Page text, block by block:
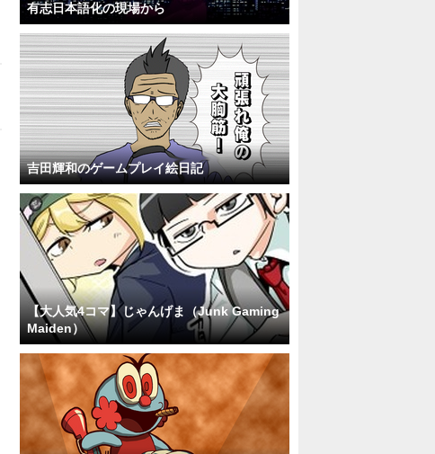
有志日本語化の現場から
吉田輝和のゲームプレイ絵日記
【大人気4コマ】じゃんげま（Junk Gaming
Maiden）